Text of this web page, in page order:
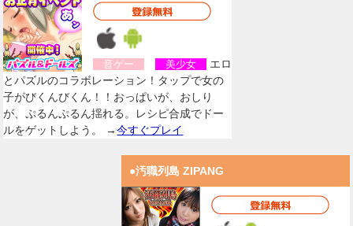
音ゲー 美少女
エロ
とパズルのコラボレーション！タップで女の
子がびくんびくん！！おっぱいが、おしり
が、ぷるんぷるん揺れる。レシピ合成でドー
ルをゲットしよう。 →今すぐプレイ
●汚職列島 ZIPANG